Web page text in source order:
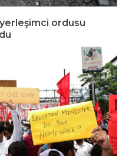
yerleşimci ordusu